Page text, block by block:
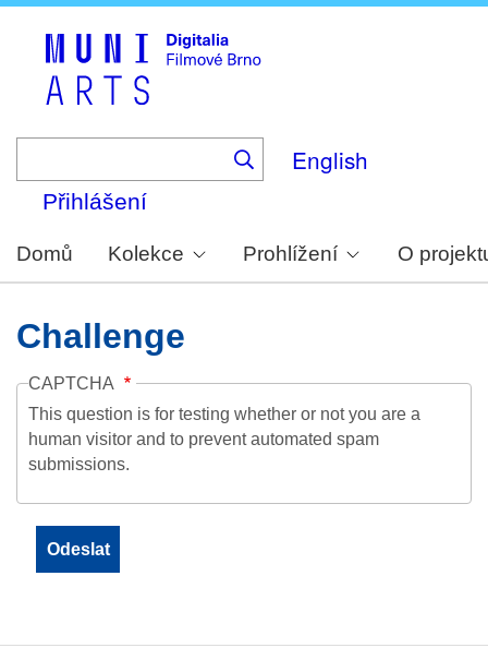
English
Přihlášení
Domů Kolekce Prohlížení O
Challenge
CAPTCHA
This question is for testing whether or not you are a
human visitor and to prevent automated spam
submissions.